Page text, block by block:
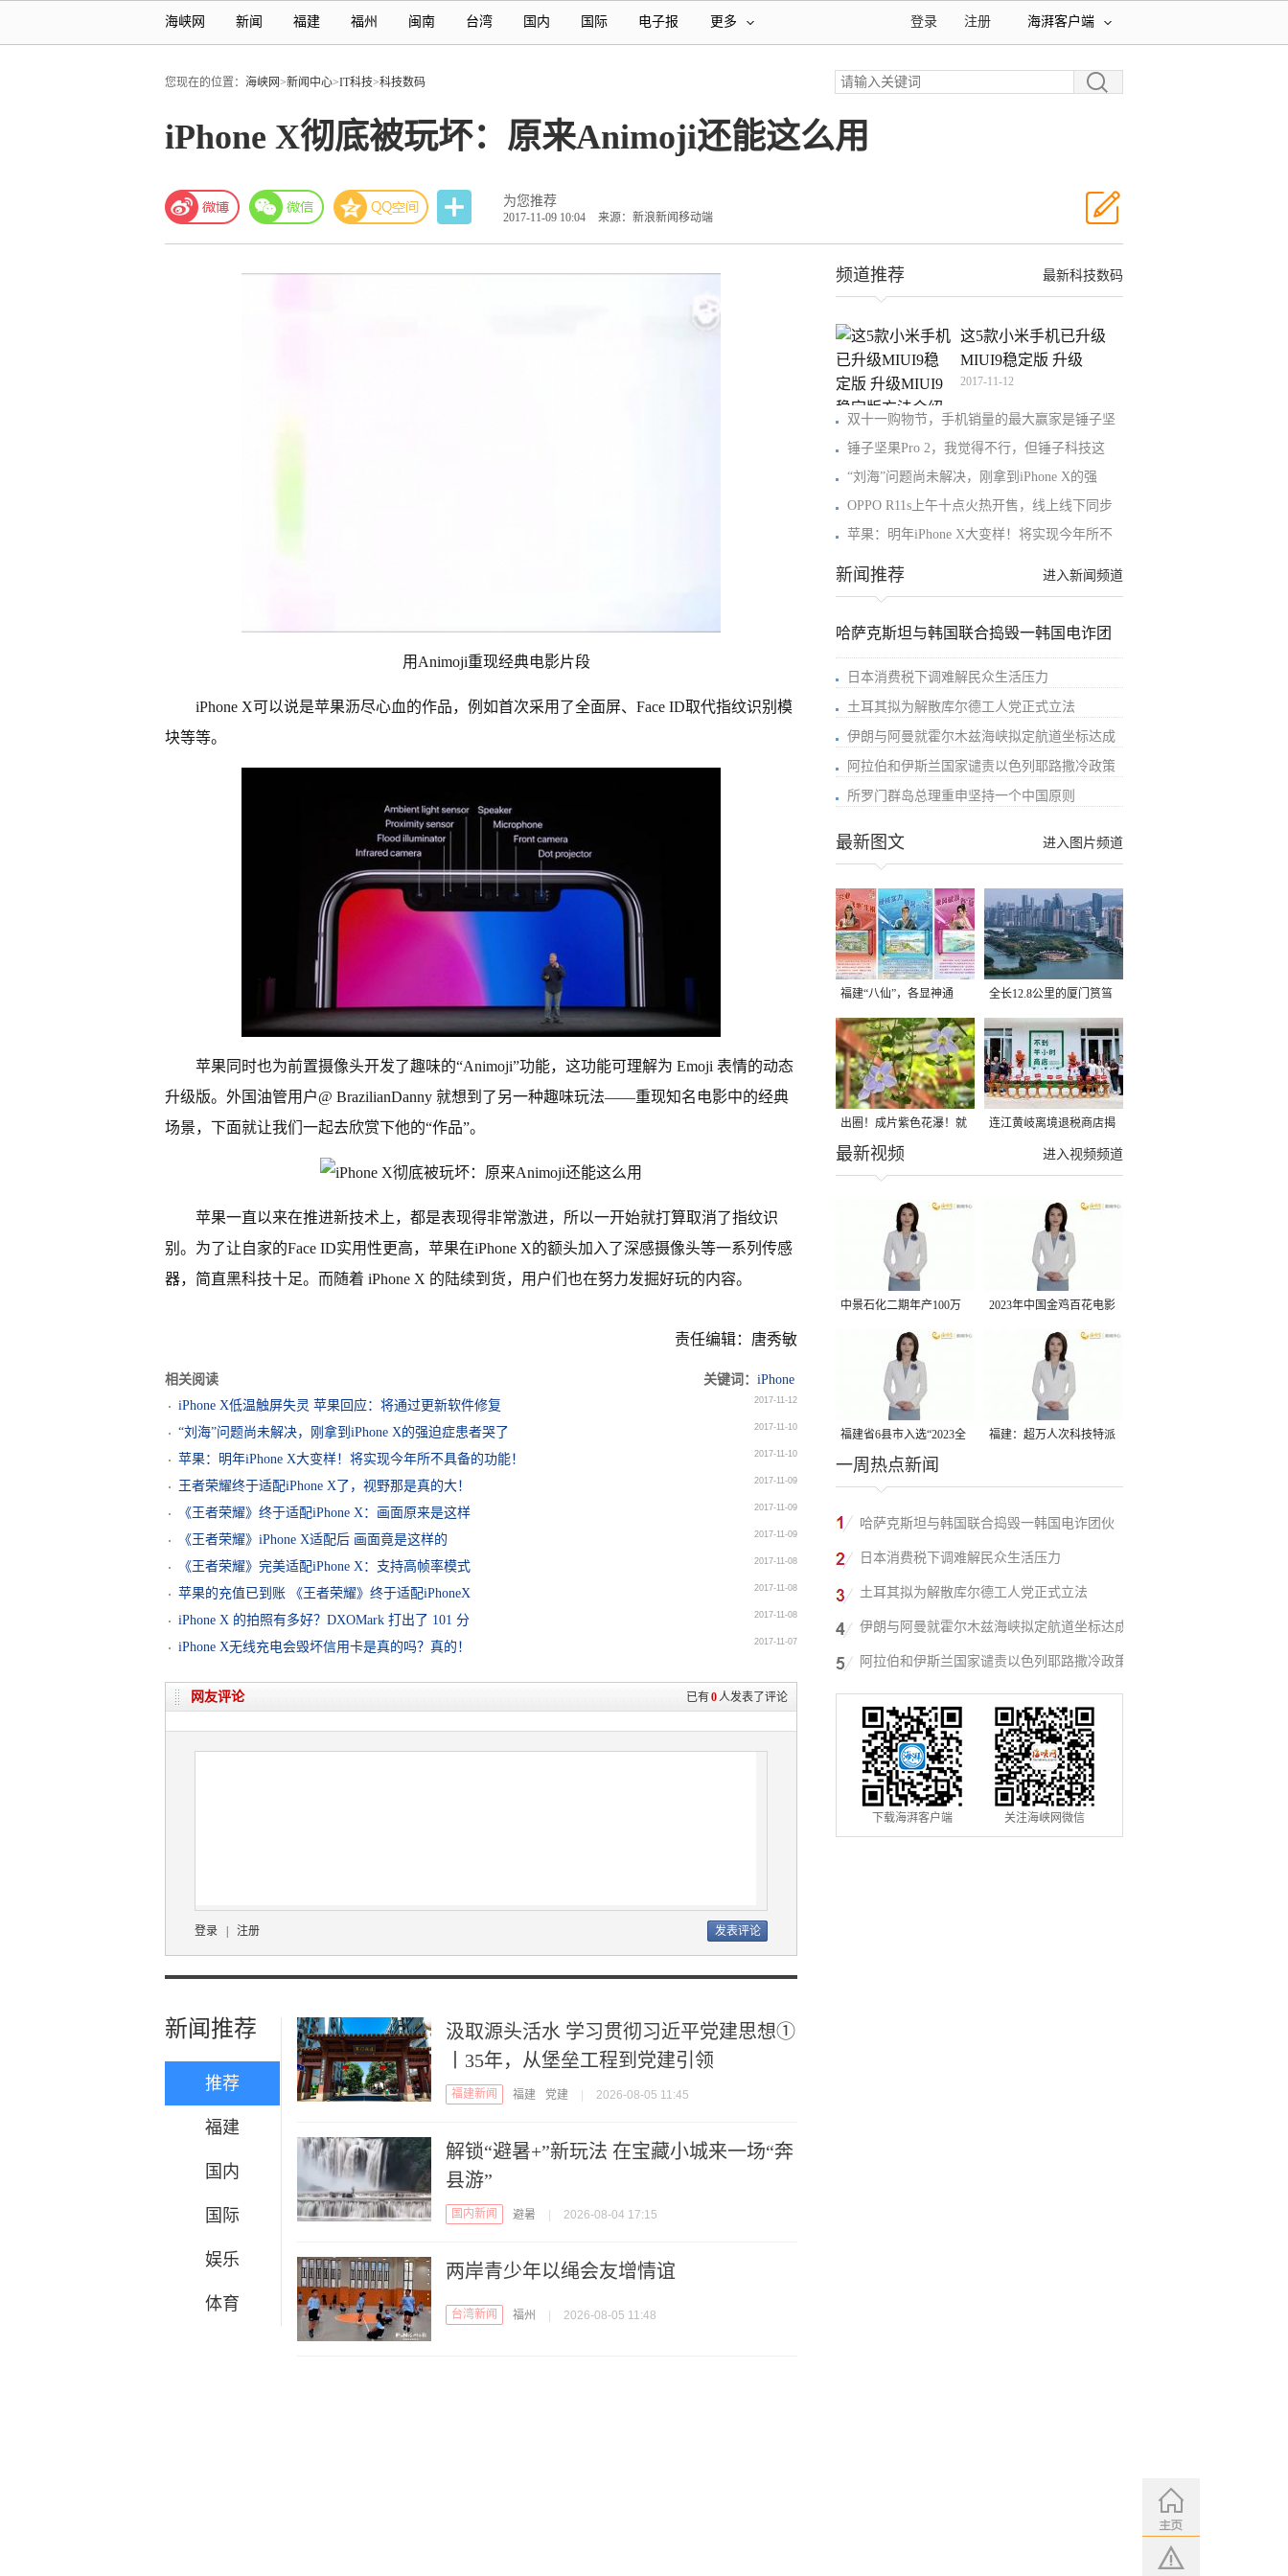
海峡网 新闻 福建 福州 闽南 台湾 国内 国际 电子报 更多 海湃客户端
注册
登录
您现在的位置： 海峡网>新闻中心>IT科技>科技数码
iPhone X彻底被玩坏：原来Animoji还能这么用
为您推荐
2017-11-09 10:04 来源：新浪新闻移动端
用Animoji重现经典电影片段
iPhone X可以说是苹果沥尽心血的作品，例如首次采用了全面屏、Face ID取代指纹识别模
块等等。
苹果同时也为前置摄像头开发了趣味的“Animoji”功能，这功能可理解为 Emoji 表情的动态
升级版。外国油管用户@ BrazilianDanny 就想到了另一种趣味玩法——重现知名电影中的经典
场景，下面就让我们一起去欣赏下他的“作品”。
苹果一直以来在推进新技术上，都是表现得非常激进，所以一开始就打算取消了指纹识
别。为了让自家的Face ID实用性更高，苹果在iPhone X的额头加入了深感摄像头等一系列传感
器，简直黑科技十足。而随着 iPhone X 的陆续到货，用户们也在努力发掘好玩的内容。
责任编辑：唐秀敏
相关阅读 关键词： iPhone
iPhone X低温触屏失灵 苹果回应：将通过更新软件修复
2017-11-12
“刘海”问题尚未解决，刚拿到iPhone X的强迫症患者哭了 2017-11-10
苹果：明年iPhone X大变样！将实现今年所不具备的功能！ 2017-11-10
王者荣耀终于适配iPhone X了，视野那是真的大！ 2017-11-09
《王者荣耀》终于适配iPhone X：画面原来是这样 2017-11-09
《王者荣耀》iPhone X适配后 画面竟是这样的 2017-11-09
《王者荣耀》完美适配iPhone X：支持高帧率模式 2017-11-08
苹果的充值已到账 《王者荣耀》终于适配iPhoneX 2017-11-08
iPhone X 的拍照有多好？DXOMark 打出了 101 分 2017-11-08
iPhone X无线充电会毁坏信用卡是真的吗？真的！ 2017-11-07
已有0人发表了评论
网友评论
登录 注册
新闻推荐
推荐
福建
国内
国际
娱乐
体育
汲取源头活水 学习贯彻习近平党建思想①
丨35年，从堡垒工程到党建引领
福建新闻 福建 党建 2026-08-05 11:45
解锁“避暑+”新玩法 在宝藏小城来一场“奔
县游”
国内新闻 避暑 2026-08-04 17:15
两岸青少年以绳会友增情谊
台湾新闻 福州 2026-08-05 11:48
最新科技数码
频道推荐
这5款小米手机已升级
MIUI9稳定版 升级
MIUI9稳
2017-11-12
双十一购物节，手机销量的最大赢家是锤子坚
锤子坚果Pro 2，我觉得不行，但锤子科技这
“刘海”问题尚未解决，刚拿到iPhone X的强
OPPO R11s上午十点火热开售，线上线下同步
苹果：明年iPhone X大变样！将实现今年所不
进入新闻频道
新闻推荐
哈萨克斯坦与韩国联合捣毁一韩国电诈团
日本消费税下调难解民众生活压力
土耳其拟为解散库尔德工人党正式立法
伊朗与阿曼就霍尔木兹海峡拟定航道坐标达成
阿拉伯和伊斯兰国家谴责以色列耶路撒冷政策
所罗门群岛总理重申坚持一个中国原则
进入图片频道
最新图文
福建“八仙”，各显神通 全长12.8公里的厦门筼筜
湖健身步道全线贯通
出圈！成片紫色花瀑！就
在光明港公园
连江黄岐离境退税商店揭
进入视频频道
最新视频
中景石化二期年产100万
吨丙烷脱氢项目建成中交
2023年中国金鸡百花电影
节有福电影巡展31日启动
福建省6县市入选“2023全
国县域发展潜力百强县”
福建：超万人次科技特派
一周热点新闻
哈萨克斯坦与韩国联合捣毁一韩国电诈团伙
日本消费税下调难解民众生活压力
土耳其拟为解散库尔德工人党正式立法
伊朗与阿曼就霍尔木兹海峡拟定航道坐标达成
一致
阿拉伯和伊斯兰国家谴责以色列耶路撒冷政策
下载海湃客户端 关注海峡网微信